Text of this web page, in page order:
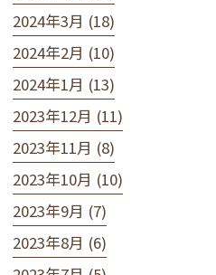
2024年3月 (18)
2024年2月 (10)
2024年1月 (13)
2023年12月 (11)
2023年11月 (8)
2023年10月 (10)
2023年9月 (7)
2023年8月 (6)